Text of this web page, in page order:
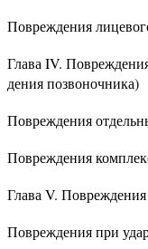
Повреждения
Глава IV.
дения позвоночника)
Повреждения
Повреждения
Глава V. Повреждения
Повреждения при